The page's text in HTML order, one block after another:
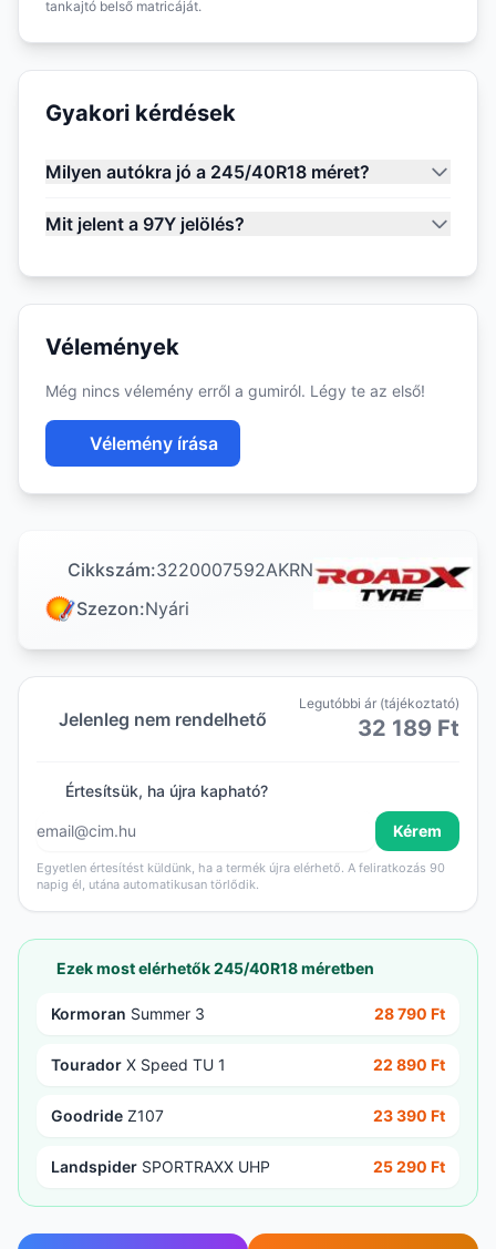
tankajtó belső matricáját.
Gyakori kérdések
Milyen autókra jó a 245/40R18 méret?
Mit jelent a 97Y jelölés?
Vélemények
Még nincs vélemény erről a gumiról. Légy te az első!
Vélemény írása
Cikkszám:3220007592AKRN
Szezon:Nyári
Jelenleg nem rendelhető
Legutóbbi ár (tájékoztató)
32 189 Ft
Értesítsük, ha újra kapható?
Kérem
Egyetlen értesítést küldünk, ha a termék újra elérhető. A feliratkozás 90
napig él, utána automatikusan törlődik.
Ezek most elérhetők 245/40R18 méretben
Kormoran Summer 3 28 790 Ft
Tourador X Speed TU 1 22 890 Ft
Goodride Z107 23 390 Ft
Landspider SPORTRAXX UHP 25 290 Ft